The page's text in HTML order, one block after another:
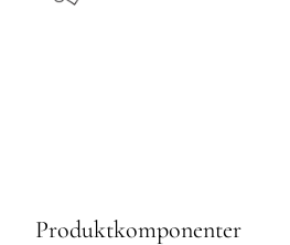
Produktkomponenter